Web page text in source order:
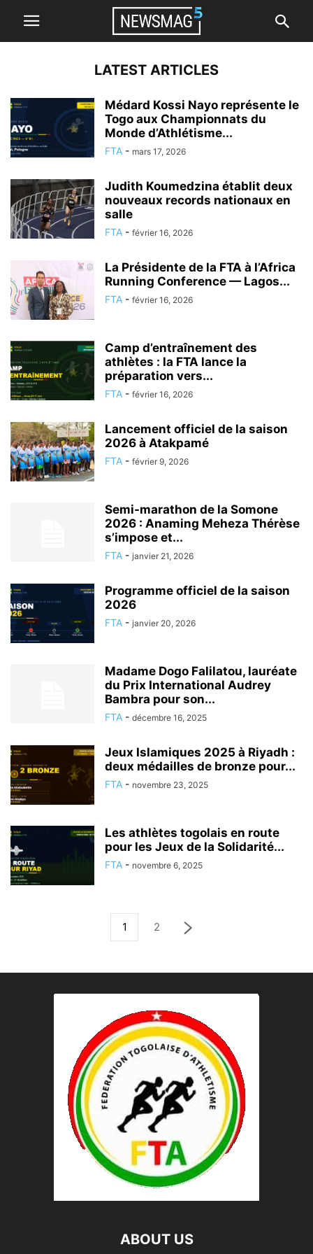
LATEST ARTICLES
Médard Kossi Nayo représente le
Togo aux Championnats du
Monde d’Athlétisme...
FTA - mars 17, 2026
Judith Koumedzina établit deux
nouveaux records nationaux en
salle
FTA - février 16, 2026
La Présidente de la FTA à l’Africa
Running Conference — Lagos...
FTA - février 16, 2026
Camp d’entraînement des
athlètes : la FTA lance la
préparation vers...
FTA - février 16, 2026
Lancement officiel de la saison
2026 à Atakpamé
FTA - février 9, 2026
Semi-marathon de la Somone
2026 : Anaming Meheza Thérèse
s’impose et...
FTA - janvier 21, 2026
Programme officiel de la saison
2026
FTA - janvier 20, 2026
Madame Dogo Falilatou, lauréate
du Prix International Audrey
Bambra pour son...
FTA - décembre 16, 2025
Jeux Islamiques 2025 à Riyadh :
deux médailles de bronze pour...
FTA - novembre 23, 2025
Les athlètes togolais en route
pour les Jeux de la Solidarité...
FTA - novembre 6, 2025
1 2
ABOUT US